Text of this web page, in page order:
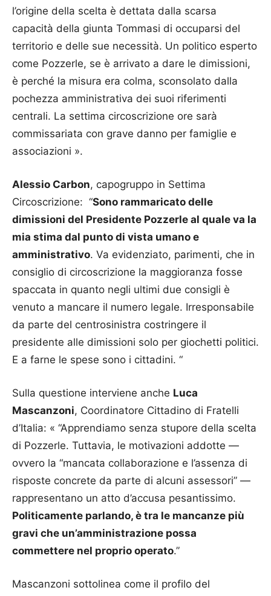
l’origine della scelta è dettata dalla scarsa
capacità della giunta Tommasi di occuparsi del
territorio e delle sue necessità. Un politico esperto
come Pozzerle, se è arrivato a dare le dimissioni,
è perché la misura era colma, sconsolato dalla
pochezza amministrativa dei suoi riferimenti
centrali. La settima circoscrizione ore sarà
commissariata con grave danno per famiglie e
associazioni ».
Alessio Carbon, capogruppo in Settima
Circoscrizione: “Sono rammaricato delle
dimissioni del Presidente Pozzerle al quale va la
mia stima dal punto di vista umano e
amministrativo. Va evidenziato, parimenti, che in
consiglio di circoscrizione la maggioranza fosse
spaccata in quanto negli ultimi due consigli è
venuto a mancare il numero legale. Irresponsabile
da parte del centrosinistra costringere il
presidente alle dimissioni solo per giochetti politici.
E a farne le spese sono i cittadini. “
Sulla questione interviene anche Luca
Mascanzoni, Coordinatore Cittadino di Fratelli
d’Italia: « “Apprendiamo senza stupore della scelta
di Pozzerle. Tuttavia, le motivazioni addotte —
ovvero la “mancata collaborazione e l’assenza di
risposte concrete da parte di alcuni assessori” —
rappresentano un atto d’accusa pesantissimo.
Politicamente parlando, è tra le mancanze più
gravi che un’amministrazione possa
commettere nel proprio operato.”
Mascanzoni sottolinea come il profilo del